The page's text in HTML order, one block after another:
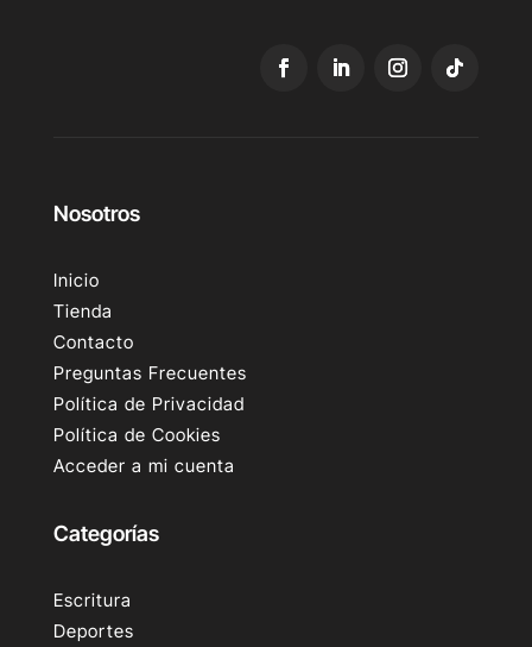
Nosotros
Inicio
Tienda
Contacto
Preguntas Frecuentes
Política de Privacidad
Política de Cookies
Acceder a mi cuenta
Categorías
Escritura
Deportes